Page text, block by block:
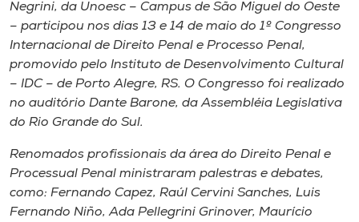
CPA
Biblioteca
Editora
Rádio
Museu
Negrini, da Unoesc – Campus de São Miguel do Oeste
– participou nos dias 13 e 14 de maio do 1º Congresso
Internacional de Direito Penal e Processo Penal,
promovido pelo Instituto de Desenvolvimento Cultural
– IDC – de Porto Alegre, RS. O Congresso foi realizado
no auditório Dante Barone, da Assembléia Legislativa
do Rio Grande do Sul.
Renomados profissionais da área do Direito Penal e
Processual Penal ministraram palestras e debates,
como: Fernando Capez, Raúl Cervini Sanches, Luis
Fernando Niño, Ada Pellegrini Grinover, Maurício